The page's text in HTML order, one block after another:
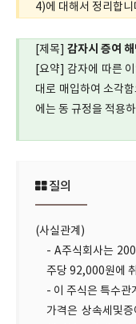
4)에 대해서 정리합니
[제목] 감자시 증여
[요약] 감자에 따른
대로 매입하여 소각
에는 동 규정을 적용
질의
(사실관계)
- A주식회사는
주당 92,000원에
- 이 주식은 특수관
가격은 상속세및